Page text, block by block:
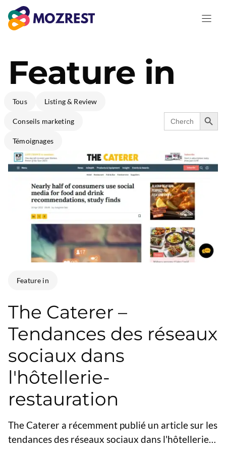
Aller
au
contenu
Feature in
Tous Listing & Review
Conseils marketing
Témoignages
Search
for:
Search
Feature in
The Caterer –
Tendances des réseaux
sociaux dans
l'hôtellerie-
restauration
The Caterer a récemment publié un article sur les
tendances des réseaux sociaux dans l'hôtellerie-